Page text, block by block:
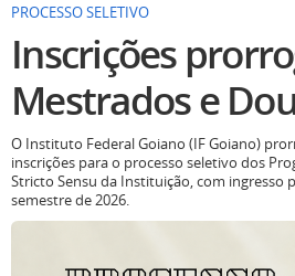
Inscrições
Mestrados e
inscrições para o processo seletivo dos
Stricto Sensu da Instituição, com ingresso
semestre de 2026.